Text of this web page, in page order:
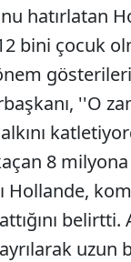
hatırlatan
12 bini çocuk
''O
8
Hollande,
uzun